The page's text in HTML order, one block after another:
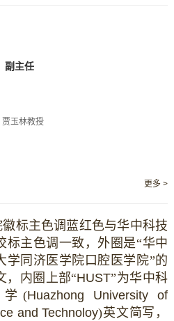
副主任
贾玉林教授
更多 >
徽标主色调蓝红色与华中科技
标主色调一致，外圈是“华中
学同济医学院口腔医学院”的
， 内圈上部“HUST”为华中科
学(Huazhong University of
and Technoloy)英文简写，